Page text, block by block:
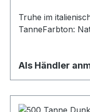
Truhe im
TanneFarbton:
Als Händler